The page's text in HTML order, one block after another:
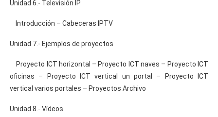
Unidad 6.- Televisión IP
Introducción – Cabeceras IPTV
Unidad 7.- Ejemplos de proyectos
Proyecto ICT horizontal – Proyecto ICT naves – Proyecto ICT
oficinas – Proyecto ICT vertical un portal – Proyecto ICT
vertical varios portales – Proyectos Archivo
Unidad 8.- Vídeos